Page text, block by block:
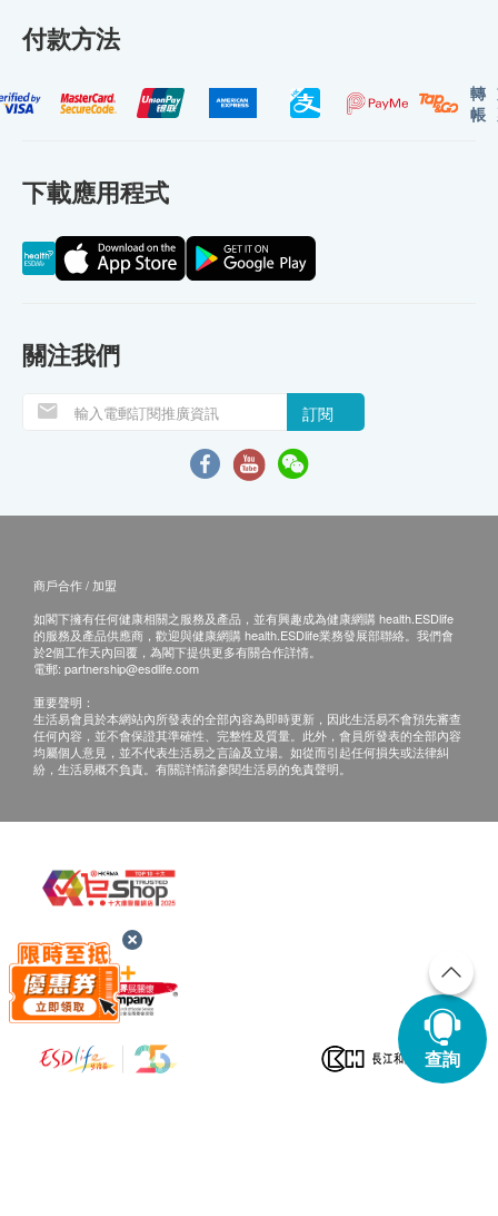
付款方法
轉
帳
下載應用程式
關注我們
訂閱
商戶合作 / 加盟
如閣下擁有任何健康相關之服務及產品，並有興趣成為健康網購 health.ESDlife
的服務及產品供應商，歡迎與健康網購 health.ESDlife業務發展部聯絡。我們會
於2個工作天內回覆，為閣下提供更多有關合作詳情。
電郵: partnership@esdlife.com
重要聲明：
生活易會員於本網站內所發表的全部內容為即時更新，因此生活易不會預先審查
任何內容，並不會保證其準確性、完整性及質量。此外，會員所發表的全部內容
均屬個人意見，並不代表生活易之言論及立場。如從而引起任何損失或法律糾
紛，生活易概不負責。有關詳情請參閱生活易的免責聲明。
查詢